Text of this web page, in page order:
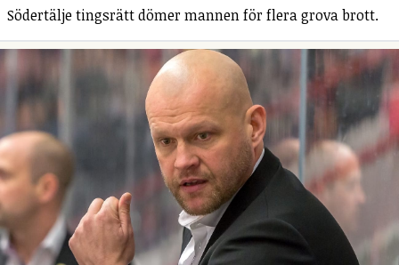
Södertälje tingsrätt dömer mannen för flera grova brott.